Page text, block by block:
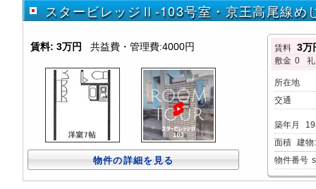
スタービレッジⅡ-103号室・京王高尾線め
賃料: 3万円 共益費・管理費:4000円
物件の詳細を見る
賃料 3万
敷金 0
所在地
交通
築年月
面積 建物
物件番号